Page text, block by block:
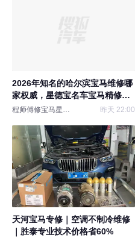
2026年知名的哈尔滨宝马维修哪
家权威，星德宝名车宝马精修专
业实力与用户口碑深度解析
程师傅修宝马星德宝 昨天 22:00
天河宝马专修｜空调不制冷维修
｜胜泰专业技术价格省60%